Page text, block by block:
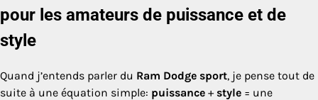
pour les amateurs de puissance et de
style
Quand j’entends parler du Ram Dodge sport, je pense tout de
suite à une équation simple: puissance + style = une